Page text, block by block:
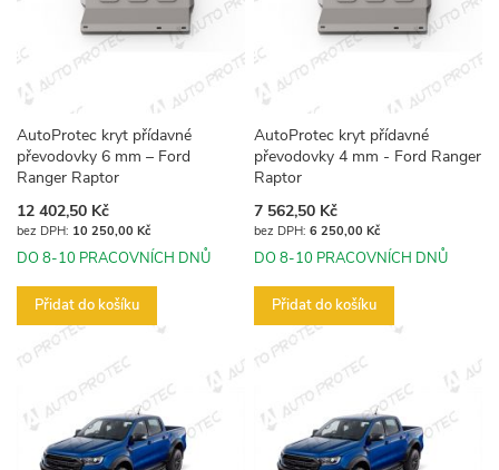
AutoProtec kryt přídavné
převodovky 6 mm – Ford
Ranger Raptor
12 402,50 Kč
10 250,00 Kč
DO 8-10 PRACOVNÍCH DNŮ
Přidat do košíku
AutoProtec kryt přídavné
převodovky 4 mm - Ford Ranger
Raptor
7 562,50 Kč
6 250,00 Kč
DO 8-10 PRACOVNÍCH DNŮ
Přidat do košíku